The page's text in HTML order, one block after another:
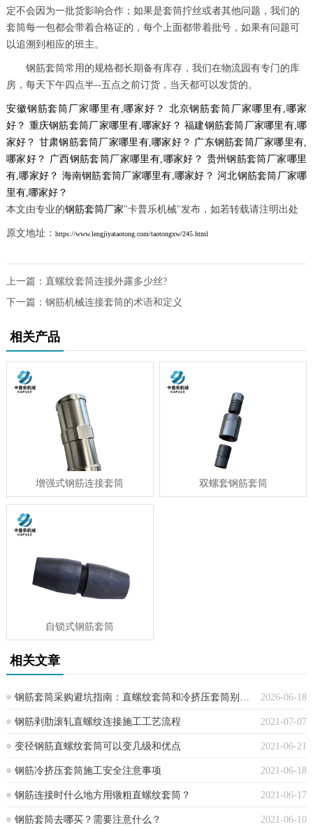
定不会因为一批货影响合作；如果是套筒拧丝或者其他问题，我们的
套筒每一包都会带着合格证的，每个上面都带着批号，如果有问题可
以追溯到相应的班主。
钢筋套筒常用的规格都长期备有库存，我们在物流园有专门的库
房，每天下午四点半--五点之前订货，当天都可以发货的。
安徽钢筋套筒厂家哪里有,哪家好？ 北京钢筋套筒厂家哪里有,哪家
好？ 重庆钢筋套筒厂家哪里有,哪家好？ 福建钢筋套筒厂家哪里有,哪
家好？ 甘肃钢筋套筒厂家哪里有,哪家好？ 广东钢筋套筒厂家哪里有,
哪家好？
广西钢筋套筒厂家哪里有,哪家好？ 贵州钢筋套筒厂家哪里
有,哪家好？ 海南钢筋套筒厂家哪里有,哪家好？ 河北钢筋套筒厂家哪
里有,哪家好？
本文由专业的钢筋套筒厂家"卡普乐机械"发布，如若转载请注明出处
原文地址： https://www.lengjiyataotong.com/taotongxw/245.html
上一篇： 直螺纹套筒连接外露多少丝?
下一篇： 钢筋机械连接套筒的术语和定义
相关产品
增强式钢筋连接套筒 双螺套钢筋套筒
自锁式钢筋套筒
相关文章
2026-06-18
2021-07-07
钢筋剥肋滚轧直螺纹连接施工工艺流程
2021-06-21
变径钢筋直螺纹套筒可以变几级和优点
2021-06-18
钢筋冷挤压套筒施工安全注意事项
2021-06-17
钢筋连接时什么地方用镦粗直螺纹套筒？
2021-06-10
钢筋套筒去哪买？需要注意什么？